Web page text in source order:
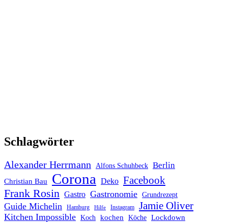
Schlagwörter
Alexander Herrmann Alfons Schuhbeck Berlin
Christian Bau Corona Deko Facebook
Frank Rosin Gastro Gastronomie Grundrezept
Guide Michelin Hamburg Hilfe Instagram Jamie Oliver
Kitchen Impossible Koch kochen Köche Lockdown